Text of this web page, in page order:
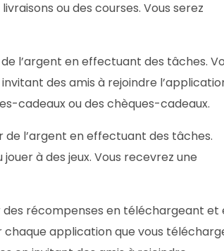
ou des courses. Vous serez
l’argent en effectuant des tâches.
des amis à rejoindre
cadeaux ou des chèques-cadeaux.
l’argent en effectuant des tâches.
à des jeux. Vous recevrez une
récompenses en téléchargeant et
application que vous